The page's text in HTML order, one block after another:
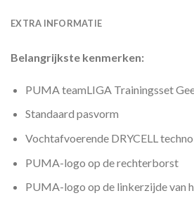
EXTRA INFORMATIE
Belangrijkste kenmerken:
PUMA teamLIGA Trainingsset
Standaard pasvorm
Vochtafvoerende DRYCELL
PUMA-logo op de rechterborst
PUMA-logo op de linkerzijde van